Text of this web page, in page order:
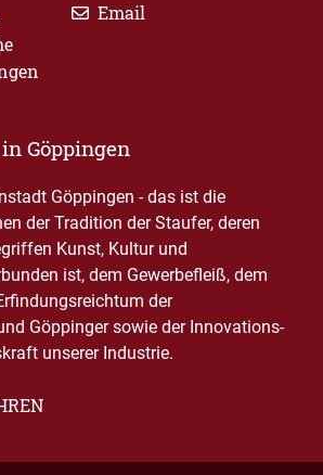
Email
Göppingen
Göppingen - das ist die
der Tradition der Staufer, deren
Kunst, Kultur und
ist, dem Gewerbefleiß, dem
der
Göppinger sowie der Innovations-
unserer Industrie.